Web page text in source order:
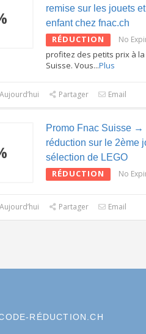
remise sur les jouets
enfant chez fnac.ch
RÉDUCTION No
profitez des petits prix à la
Suisse. Vous...Plus
Partager Email
Promo Fnac Suisse →
réduction sur le 2ème
sélection de LEGO
RÉDUCTION No
Partager Email
RÉDUCTION.CH